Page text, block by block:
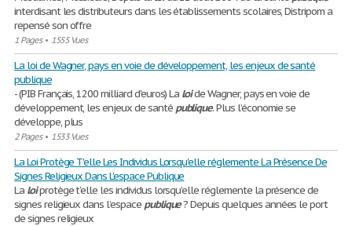
interdisant les distributeurs dans les établissements scolaires, Distripom a
repensé son offre
1 Pages• 1555 Vues
La loi de Wagner, pays en voie de développement, les enjeux de santé
publique
- (PIB Français, 1200 milliard d'euros) La loide Wagner, pays en voie de
développement, les enjeux de santé publique. Plus l’économie se
développe, plus
2 Pages• 1533 Vues
La Loi Protège T'elle Les Individus Lorsqu'elle réglemente La Présence De
Signes Religieux Dans L'espace Publique
La loiprotège t’elle les individus lorsqu’elle réglemente la présence de
signes religieux dans l’espace publique? Depuis quelques années le port
de signes religieux